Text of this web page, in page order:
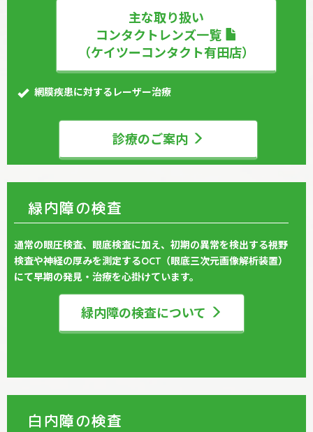
主な取り扱い
コンタクトレンズ一覧
（ケイツーコンタクト有田店）
網膜疾患に対するレーザー治療
診療のご案内
緑内障の検査
通常の眼圧検査、眼底検査に加え、初期の異常を検出する視野
検査や神経の厚みを測定するOCT（眼底三次元画像解析装置）
にて早期の発見・治療を心掛けています。
緑内障の検査について
白内障の検査